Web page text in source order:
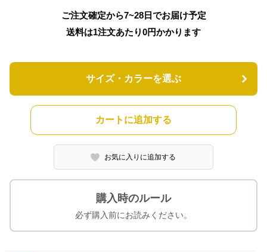
ご注文確定から7~28日でお届け予定
送料は1注文あたり0円かかります
サイズ・カラーを選ぶ
カートに追加する
お気に入りに追加する
購入時のルール
必ず購入前にお読みください。